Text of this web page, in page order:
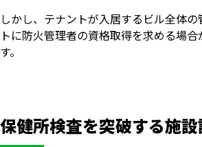
しかし、テナントが入居するビル全体
トに防火管理者の資格取得を求める場
す。
保健所検査を突破する施